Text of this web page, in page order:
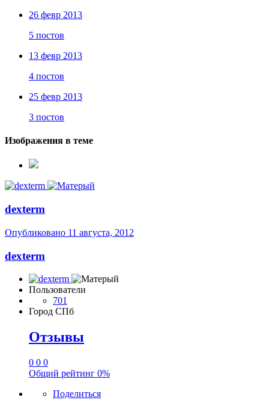
26 февр 2013
5 постов
13 февр 2013
4 постов
25 февр 2013
3 постов
Изображения в теме
dexterm
Опубликовано 11 августа, 2012
dexterm
Пользователи
701
Город СПб
Отзывы
0 0 0
Общий рейтинг 0%
Поделиться